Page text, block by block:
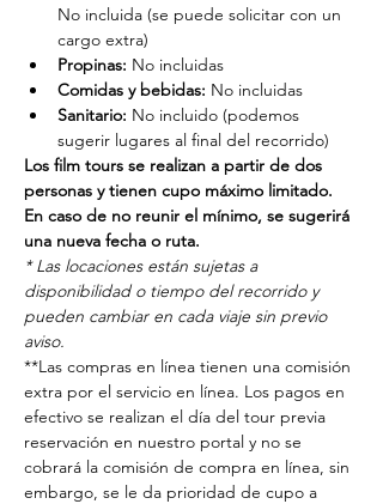
No incluida (se puede solicitar con un
cargo extra)
Propinas: No incluidas
Comidas y bebidas: No incluidas
Sanitario: No incluido (podemos
sugerir lugares al final del recorrido)
Los film tours se realizan a partir de dos
personas y tienen cupo máximo limitado.
En caso de no reunir el mínimo, se sugerirá
una nueva fecha o ruta.
* Las locaciones están sujetas a
disponibilidad o tiempo del recorrido y
pueden cambiar en cada viaje sin previo
aviso.
**Las compras en línea tienen una comisión
extra por el servicio en línea. Los pagos en
efectivo se realizan el día del tour previa
reservación en nuestro portal y no se
cobrará la comisión de compra en línea, sin
embargo, se le da prioridad de cupo a